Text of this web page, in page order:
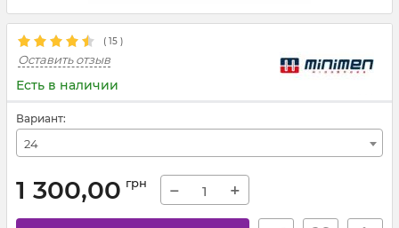
( 15 )
Оставить отзыв
Есть в наличии
Вариант:
24
1 300,00 грн − +